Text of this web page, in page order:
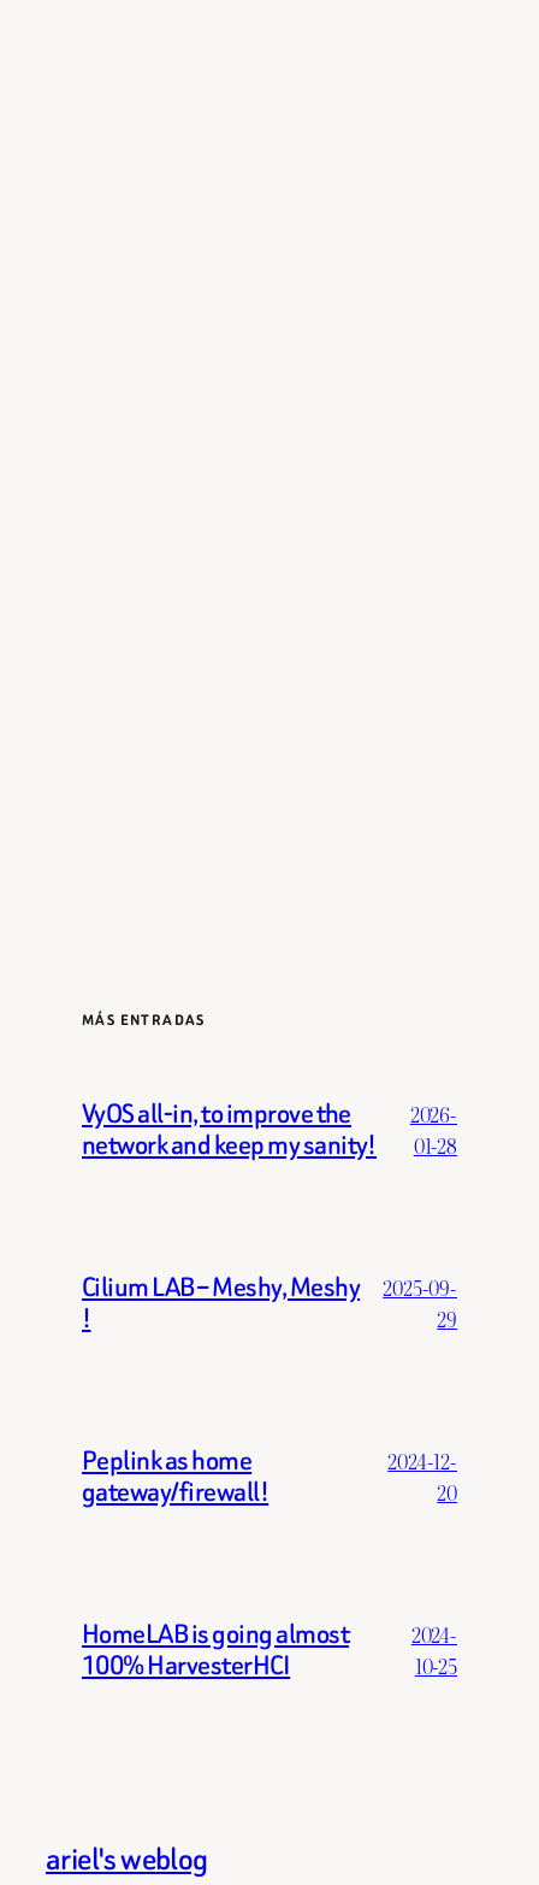
MÁS ENTRADAS
VyOS all-in, to improve the
network and keep my sanity!
2026-
01-28
Cilium LAB – Meshy, Meshy
!
2025-09-
29
Peplink as home
gateway/firewall!
2024-12-
20
HomeLAB is going almost
100% HarvesterHCI
2024-
10-25
ariel's weblog